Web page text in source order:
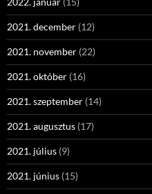
2021. december (12)
2021. november (22)
2021. október (16)
2021. szeptember (14)
2021. augusztus (17)
2021. július (9)
2021. június (15)